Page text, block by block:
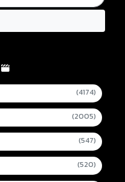
(4174)
(2005)
(547)
(520)